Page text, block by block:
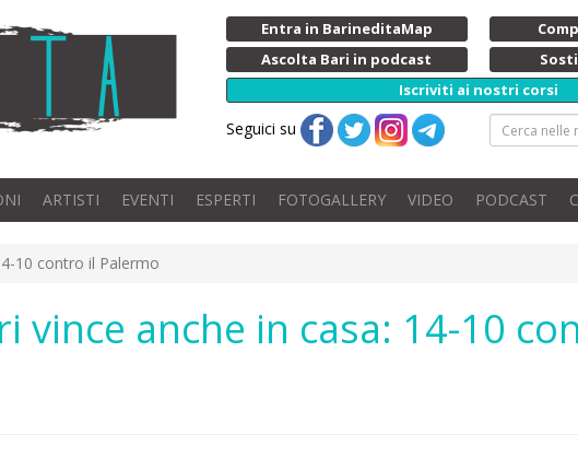
Entra in BarineditaMap
Ascolta Bari in podcast
Iscriviti ai nostri corsi
Seguici su
ARTISTI EVENTI ESPERTI FOTOGALLERY VIDEO PODCAST
10 contro il Palermo
vince anche in casa: 14-10